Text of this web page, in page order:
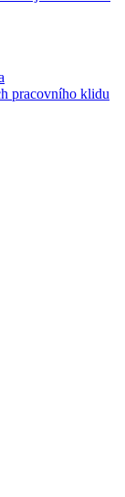
pracovního klidu